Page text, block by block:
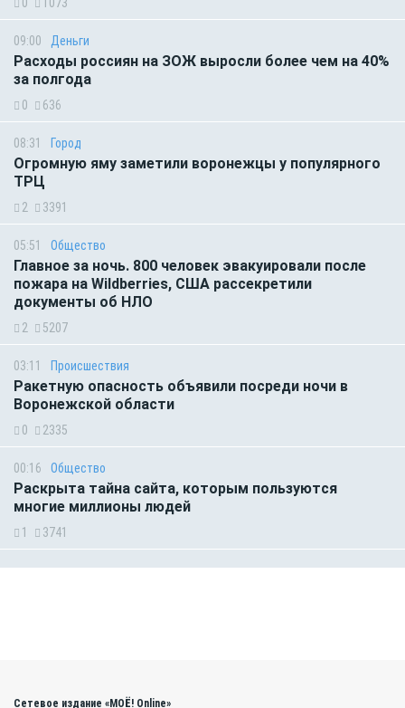
0 1073
09:00 Деньги
Расходы россиян на ЗОЖ выросли более чем на 40%
за полгода
0 636
08:31 Город
Огромную яму заметили воронежцы у популярного
ТРЦ
2 3391
05:51 Общество
Главное за ночь. 800 человек эвакуировали после
пожара на Wildberries, США рассекретили
документы об НЛО
2 5207
03:11 Происшествия
Ракетную опасность объявили посреди ночи в
Воронежской области
0 2335
00:16 Общество
Раскрыта тайна сайта, которым пользуются
многие миллионы людей
1 3741
Сетевое издание «МОЁ! Online»